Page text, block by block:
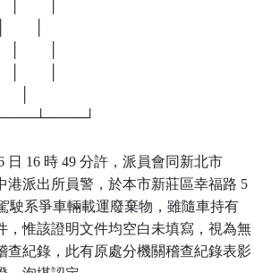
│
│
│
│
│
日 16 時 49 分許，派員會同新北市
港派出所員警，於本市新莊區幸福路 5
駛系爭車輛載運廢棄物，雖隨車持有
，惟該證明文件均空白未填寫，視為無
查紀錄，此有原處分機關稽查紀錄表影